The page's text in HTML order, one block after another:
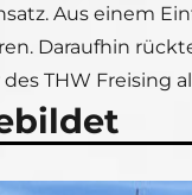
Aus einem
Daraufhin
THW Freising